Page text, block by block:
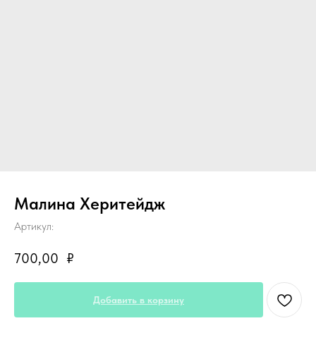
Малина Херитейдж
Артикул:
700,00 ₽
Добавить в корзину